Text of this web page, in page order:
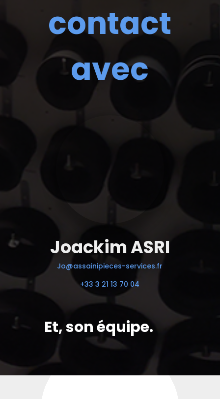
contact
avec
Joackim ASRI
Jo@assainipieces-services.fr
+33 3 21 13 70 04
Et, son équipe.